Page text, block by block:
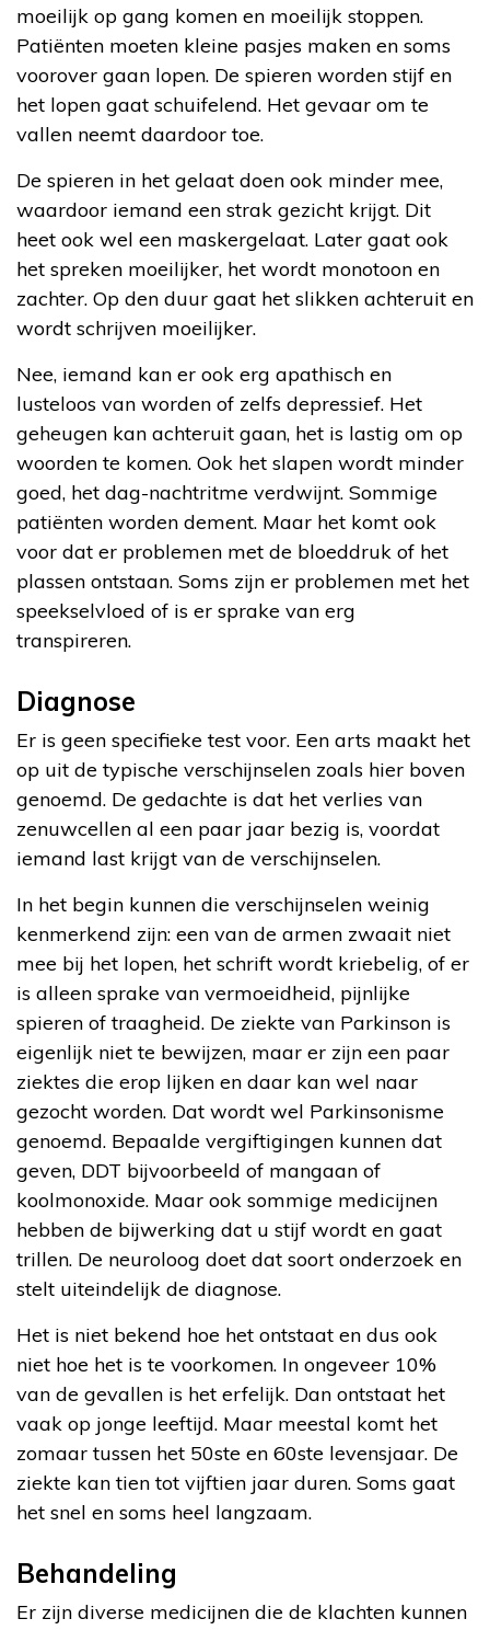
moeilijk op gang komen en moeilijk stoppen.
Patiënten moeten kleine pasjes maken en soms
voorover gaan lopen. De spieren worden stijf en
het lopen gaat schuifelend. Het gevaar om te
vallen neemt daardoor toe.
De spieren in het gelaat doen ook minder mee,
waardoor iemand een strak gezicht krijgt. Dit
heet ook wel een maskergelaat. Later gaat ook
het spreken moeilijker, het wordt monotoon en
zachter. Op den duur gaat het slikken achteruit en
wordt schrijven moeilijker.
Nee, iemand kan er ook erg apathisch en
lusteloos van worden of zelfs depressief. Het
geheugen kan achteruit gaan, het is lastig om op
woorden te komen. Ook het slapen wordt minder
goed, het dag-nachtritme verdwijnt. Sommige
patiënten worden dement. Maar het komt ook
voor dat er problemen met de bloeddruk of het
plassen ontstaan. Soms zijn er problemen met het
speekselvloed of is er sprake van erg
transpireren.
Diagnose
Er is geen specifieke test voor. Een arts maakt het
op uit de typische verschijnselen zoals hier boven
genoemd. De gedachte is dat het verlies van
zenuwcellen al een paar jaar bezig is, voordat
iemand last krijgt van de verschijnselen.
In het begin kunnen die verschijnselen weinig
kenmerkend zijn: een van de armen zwaait niet
mee bij het lopen, het schrift wordt kriebelig, of er
is alleen sprake van vermoeidheid, pijnlijke
spieren of traagheid. De ziekte van Parkinson is
eigenlijk niet te bewijzen, maar er zijn een paar
ziektes die erop lijken en daar kan wel naar
gezocht worden. Dat wordt wel Parkinsonisme
genoemd. Bepaalde vergiftigingen kunnen dat
geven, DDT bijvoorbeeld of mangaan of
koolmonoxide. Maar ook sommige medicijnen
hebben de bijwerking dat u stijf wordt en gaat
trillen. De neuroloog doet dat soort onderzoek en
stelt uiteindelijk de diagnose.
Het is niet bekend hoe het ontstaat en dus ook
niet hoe het is te voorkomen. In ongeveer 10%
van de gevallen is het erfelijk. Dan ontstaat het
vaak op jonge leeftijd. Maar meestal komt het
zomaar tussen het 50ste en 60ste levensjaar. De
ziekte kan tien tot vijftien jaar duren. Soms gaat
het snel en soms heel langzaam.
Behandeling
Er zijn diverse medicijnen die de klachten kunnen